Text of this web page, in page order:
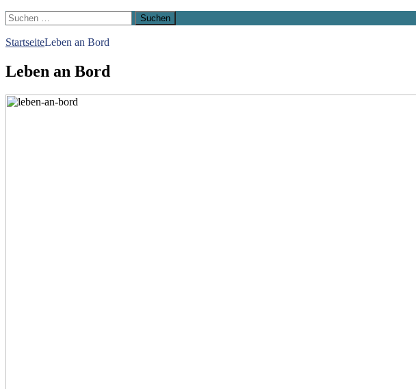
Suchen
nach:
StartseiteLeben an Bord
Leben an Bord